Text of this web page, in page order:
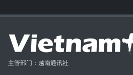
主管部门：越南通讯社